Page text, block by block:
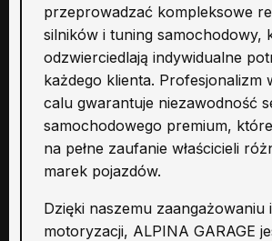
przeprowadzać kompleksowe
silników i tuning samochodowy,
odzwierciedlają indywidualne
każdego klienta. Profesjonalizm
calu gwarantuje niezawodność
samochodowego premium,
na pełne zaufanie właścicieli
marek pojazdów.
Dzięki naszemu zaangażowaniu
motoryzacji, ALPINA GARAGE